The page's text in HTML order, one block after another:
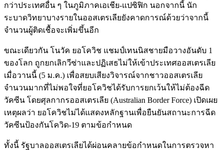
กว่าประเทศอื่น ๆ ในภูมิภาคเอเชีย-แปซิฟิก นอกจากนี้ นัก
ระบาดวิทยาบางรายในออสเตรเลียยังคาดการณ์ด้วยว่าจากนี้
จำนวนผู้ติดเชื้อจะเพิ่มขึ้นอีก
ขณะเดียวกัน โนวัค ยอโควิช แชมป์เทนนิสชายมือวางอันดับ 1
ของโลก ถูกยกเลิกวีซ่าและปฏิเสธไม่ให้เข้าประเทศออสเตรเลีย
เมื่อวานนี้ (5 ม.ค.) เพื่อสยบเสียงวิจารณ์จากชาวออสเตรเลีย
จำนวนมากที่ไม่พอใจที่ยอโควิชได้รับการยกเว้นให้ไม่ต้องฉีด
วัคซีน โดยศุลกากรออสเตรเลีย (Australian Border Force) เปิดเผย
เหตุผลว่า ยอโควิชไม่ได้แสดงหลักฐานเพื่อยืนยันสถานะการฉีด
วัคซีนป้องกันโควิด-19 ตามข้อกำหนด
ทั้งนี้ รัฐบาลออสเตรเลียได้ผ่อนคลายข้อกำหนดในการตรวจหา